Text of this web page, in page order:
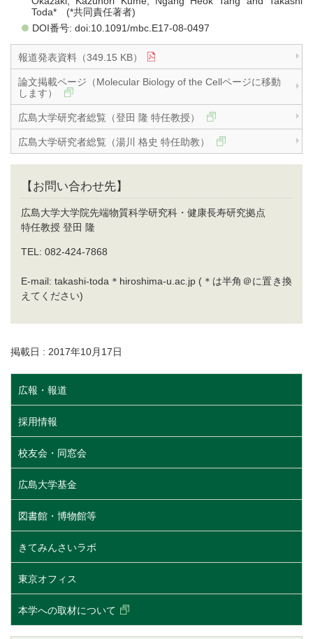
Toda* (*共同責任著者)
DOI番号: doi:10.1091/mbc.E17-08-0497
報道発表資料（349.15 KB）
論文掲載ページ（Molecular Biology of the Cellページに移動
します）
広島大学研究者総覧（登田 隆 特任教授）
広島大学研究者総覧（湯川 格史 特任助教）
【お問い合わせ先】
広島大学大学院先端物質科学研究科・健康長寿研究拠点
特任教授 登田 隆
TEL: 082-424-7868
E-mail: takashi-toda＊hiroshima-u.ac.jp (＊は半角＠に置き換
えてください)
掲載日 : 2017年10月17日
広報・報道
採用情報
校友会・同窓会
広島大学基金
図書館・博物館等
きてみんさいラボ
東京オフィス
本学への取材について